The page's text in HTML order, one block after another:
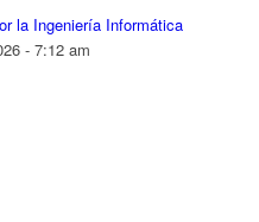
la Ingeniería Informática
- 7:12 am